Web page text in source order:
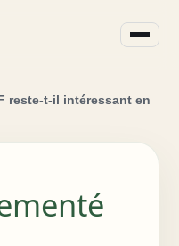
reste-t-il intéressant en